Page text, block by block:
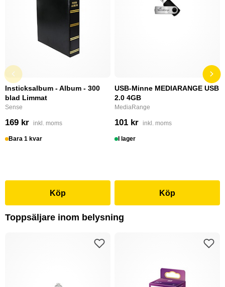
Insticksalbum - Album - 300
blad Limmat
Sense
169 kr inkl. moms
Bara 1 kvar
Köp
USB-Minne MEDIARANGE USB
2.0 4GB
MediaRange
101 kr inkl. moms
I lager
Köp
Toppsäljare inom belysning